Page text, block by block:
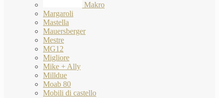
Makro
Margaroli
Mastella
Mauersberger
Mestre
MG12
Migliore
Mike + Ally
Milldue
Moab 80
Mobili di castello